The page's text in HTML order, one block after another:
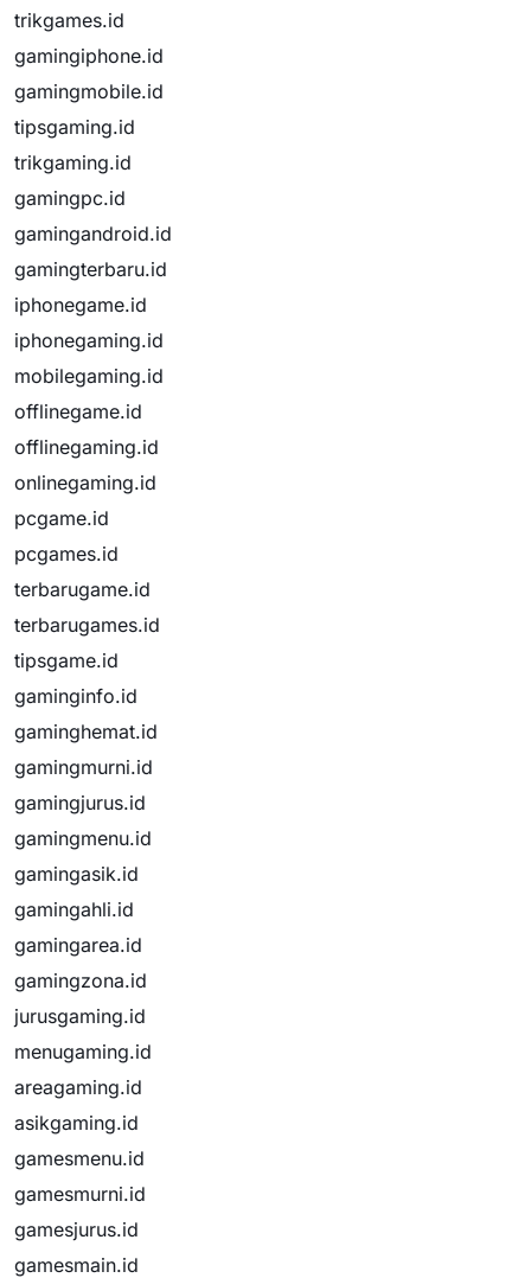
trikgames.id
gamingiphone.id
gamingmobile.id
tipsgaming.id
trikgaming.id
gamingpc.id
gamingandroid.id
gamingterbaru.id
iphonegame.id
iphonegaming.id
mobilegaming.id
offlinegame.id
offlinegaming.id
onlinegaming.id
pcgame.id
pcgames.id
terbarugame.id
terbarugames.id
tipsgame.id
gaminginfo.id
gaminghemat.id
gamingmurni.id
gamingjurus.id
gamingmenu.id
gamingasik.id
gamingahli.id
gamingarea.id
gamingzona.id
jurusgaming.id
menugaming.id
areagaming.id
asikgaming.id
gamesmenu.id
gamesmurni.id
gamesjurus.id
gamesmain.id